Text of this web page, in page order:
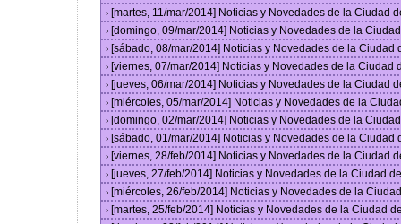
› [martes, 11/mar/2014] Noticias y Novedades de la Ciudad
› [domingo, 09/mar/2014] Noticias y Novedades de la
› [sábado, 08/mar/2014] Noticias y Novedades de la Ciudad
› [viernes, 07/mar/2014] Noticias y Novedades de la Ciudad
› [jueves, 06/mar/2014] Noticias y Novedades de la Ciudad
› [miércoles, 05/mar/2014] Noticias y Novedades de la
› [domingo, 02/mar/2014] Noticias y Novedades de la
› [sábado, 01/mar/2014] Noticias y Novedades de la Ciudad
› [viernes, 28/feb/2014] Noticias y Novedades de la Ciudad
› [jueves, 27/feb/2014] Noticias y Novedades de la Ciudad
› [miércoles, 26/feb/2014] Noticias y Novedades de la
› [martes, 25/feb/2014] Noticias y Novedades de la Ciudad